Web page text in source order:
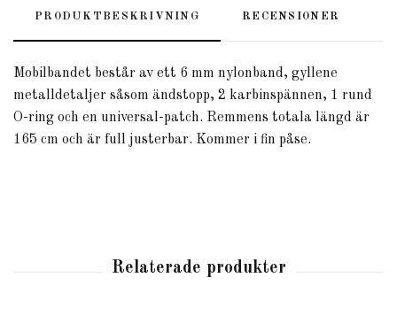
PRODUKTBESKRIVNING RECENSIONER
Mobilbandet består av ett 6 mm nylonband, gyllene
metalldetaljer såsom ändstopp, 2 karbinspännen, 1 rund
O-ring och en universal-patch. Remmens totala längd är
165 cm och är full justerbar. Kommer i fin påse.